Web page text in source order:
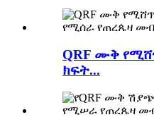
QRF ሙቅ
ክፍት...